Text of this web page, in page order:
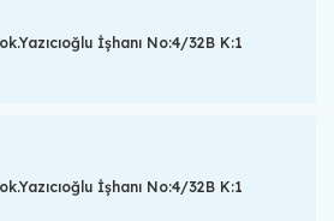
İşhanı No:4/32B K:1
İşhanı No:4/32B K:1